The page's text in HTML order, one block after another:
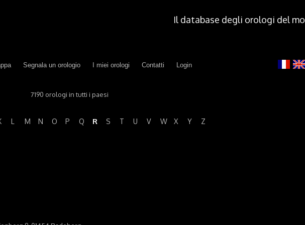
Il database degli orologi del
Segnala un orologio I miei orologi Contatti Login
7190 orologi in tutti i paesi
L M N O P Q R S T U V W X Y Z